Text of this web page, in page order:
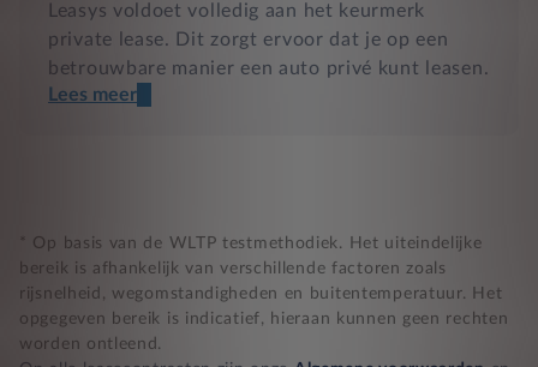
Leasys voldoet volledig aan het keurmerk
private lease. Dit zorgt ervoor dat je op een
betrouwbare manier een auto privé kunt leasen.
Nooit te hoge financiële lasten
BB 14 dagen bedenktijd
Zekerheid bij klachten
Lees meer
* Op basis van de WLTP testmethodiek. Het uiteindelijke
bereik is afhankelijk van verschillende factoren zoals
rijsnelheid, wegomstandigheden en buitentemperatuur. Het
opgegeven bereik is indicatief, hieraan kunnen geen rechten
worden ontleend.